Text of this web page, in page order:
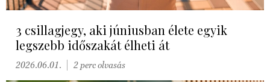
3 csillagjegy, aki júniusban élete egyik
legszebb időszakát élheti át
2026.06.01. 2 perc olvasás